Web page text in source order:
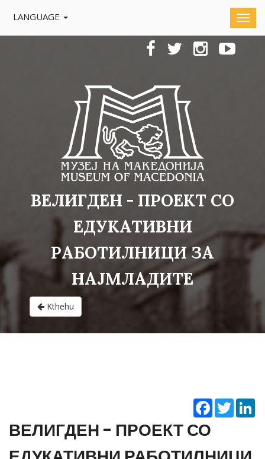
Kthehu
LANGUAGE
ВЕЛИГДЕН - ПРОЕКТ СО
ЕДУКАТИВНИ
РАБОТИЛНИЦИ ЗА
НАЈМЛАДИТЕ
Facebook
Twitter
ВЕЛИГДЕН - ПРОЕКТ СО